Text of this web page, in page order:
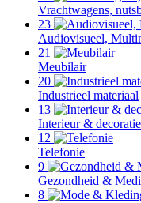
Vrachtwagens,
23
Audiovisueel,
21
Meubilair
20
Industrieel materiaal
13
Interieur & decoratie
12
Telefonie
9
Gezondheid &
8